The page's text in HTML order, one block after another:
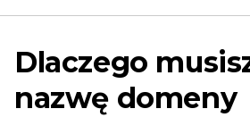
Dlaczego
nazwę domeny